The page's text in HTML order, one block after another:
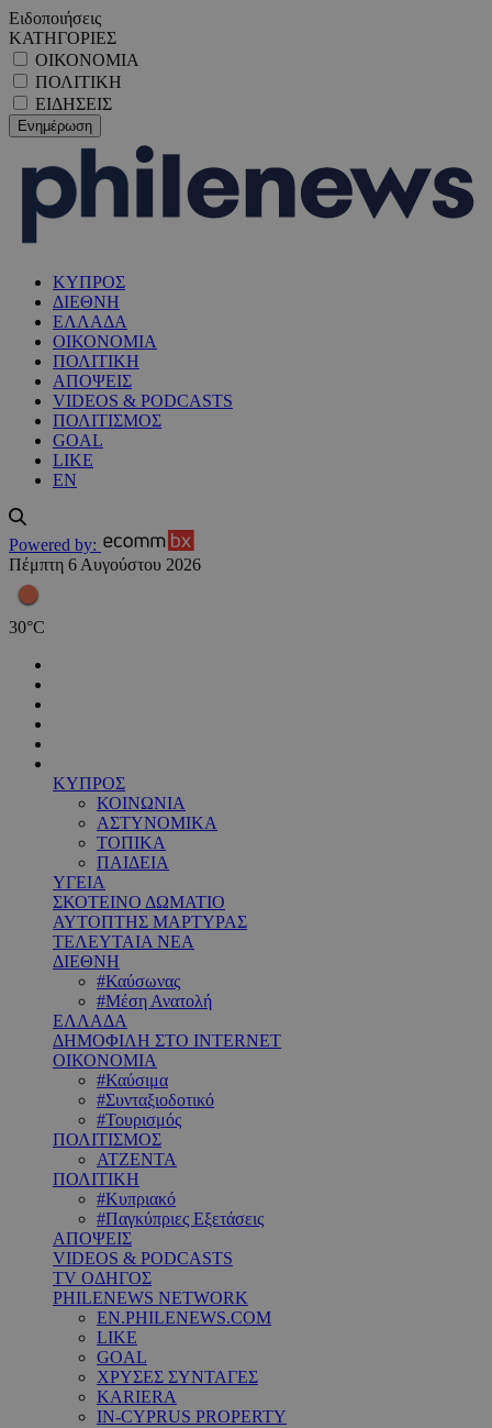
Ειδοποιήσεις
ΚΑΤΗΓΟΡΙΕΣ
ΟΙΚΟΝΟΜΙΑ
ΠΟΛΙΤΙΚΗ
ΕΙΔΗΣΕΙΣ
ΚΥΠΡΟΣ
ΔΙΕΘΝΗ
ΕΛΛΑΔΑ
ΟΙΚΟΝΟΜΙΑ
ΠΟΛΙΤΙΚΗ
ΑΠΟΨΕΙΣ
VIDEOS & PODCASTS
ΠΟΛΙΤΙΣΜΟΣ
GOAL
LIKE
EN
Powered by:
Πέμπτη 6 Αυγούστου 2026
30°C
ΚΥΠΡΟΣ
ΚΟΙΝΩΝΙΑ
ΑΣΤΥΝΟΜΙΚΑ
ΤΟΠΙΚΑ
ΠΑΙΔΕΙΑ
ΥΓΕΙΑ
ΣΚΟΤΕΙΝΟ ΔΩΜΑΤΙΟ
ΑΥΤΟΠΤΗΣ ΜΑΡΤΥΡΑΣ
ΤΕΛΕΥΤΑΙΑ ΝΕΑ
ΔΙΕΘΝΗ
#Καύσωνας
#Μέση Ανατολή
ΕΛΛΑΔΑ
ΔΗΜΟΦΙΛΗ ΣΤΟ INTERNET
ΟΙΚΟΝΟΜΙΑ
#Καύσιμα
#Συνταξιοδοτικό
#Τουρισμός
ΠΟΛΙΤΙΣΜΟΣ
ΑΤΖΕΝΤΑ
ΠΟΛΙΤΙΚΗ
#Κυπριακό
#Παγκύπριες Εξετάσεις
ΑΠΟΨΕΙΣ
VIDEOS & PODCASTS
TV ΟΔΗΓΟΣ
PHILENEWS NETWORK
EN.PHILENEWS.COM
LIKE
GOAL
ΧΡΥΣΕΣ ΣΥΝΤΑΓΕΣ
KARIERA
IN-CYPRUS PROPERTY